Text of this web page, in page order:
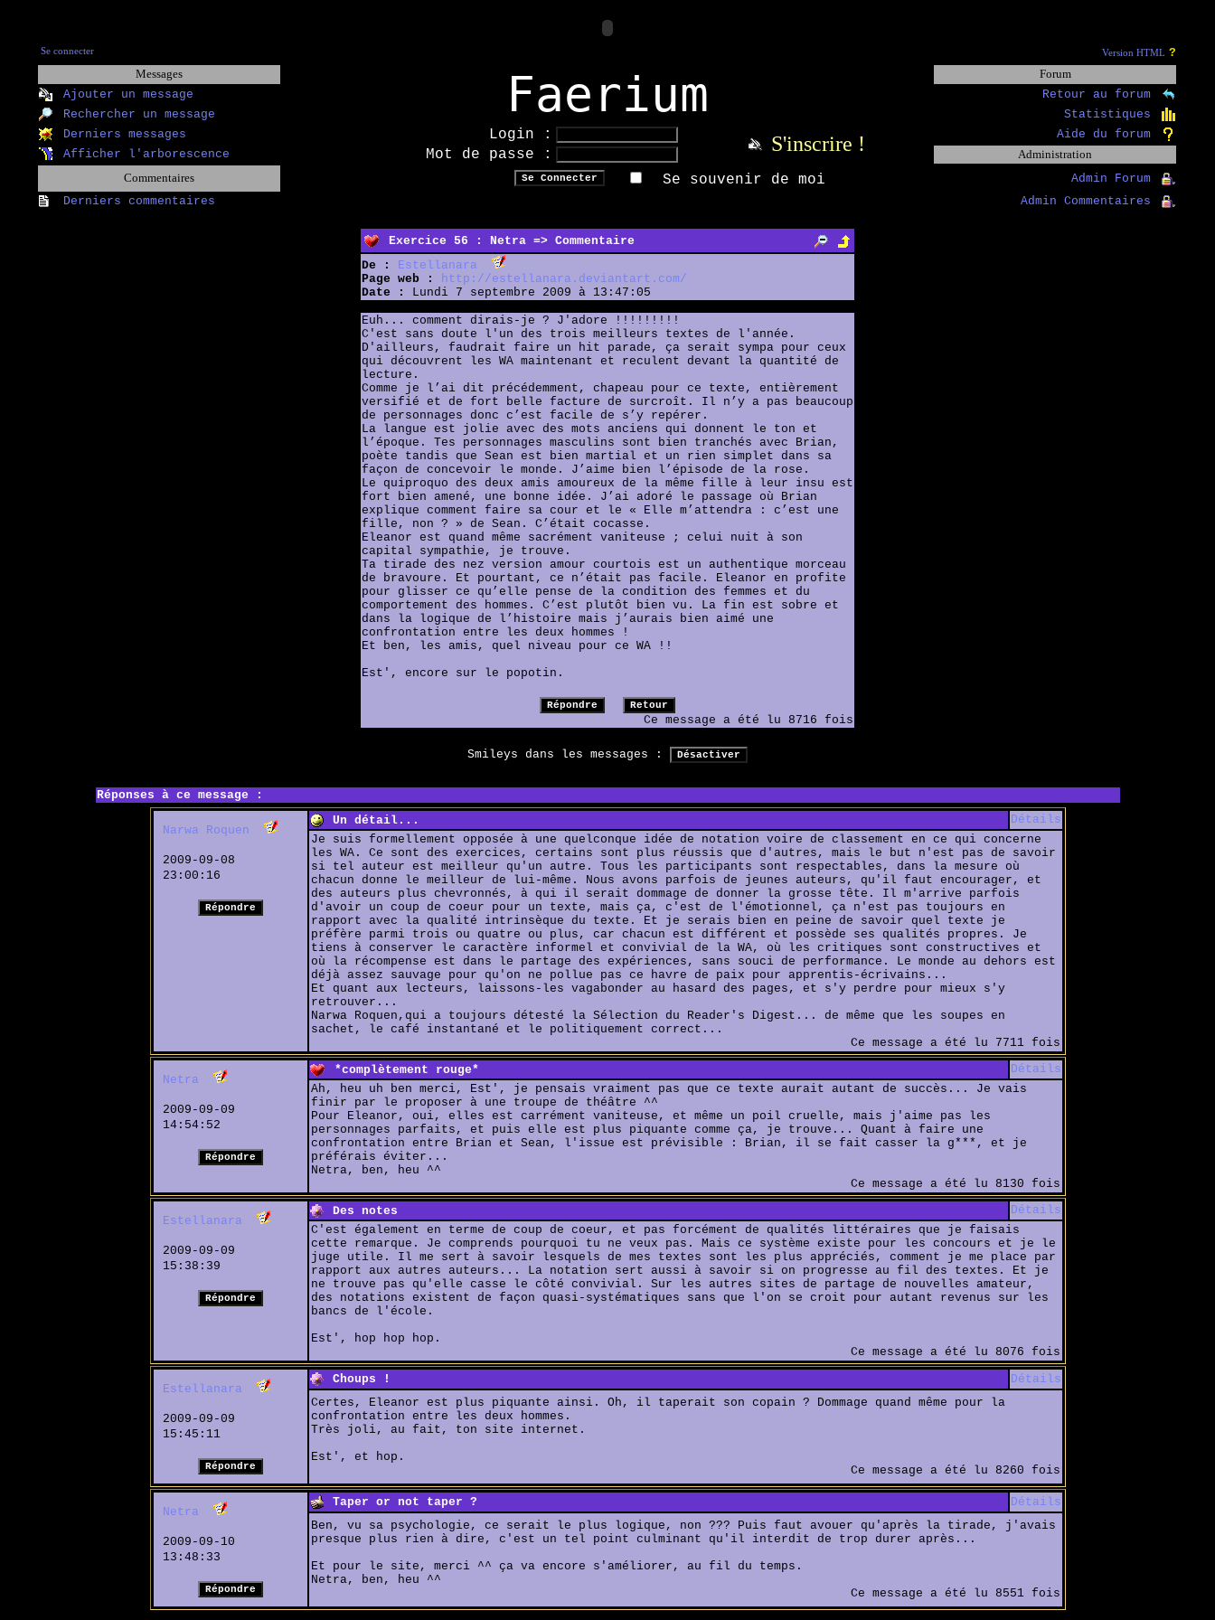
Se connecter Version HTML ?
Messages
Faerium
Forum
Ajouter un message
Retour au forum
Rechercher un message
Statistiques
Derniers messages
Login : S'inscrire !
Aide du forum
Afficher l'arborescence
Mot de passe :
Administration
Commentaires
Se souvenir de moi
Admin Forum
Derniers commentaires
Admin Commentaires
Exercice 56 : Netra => Commentaire
De :
Estellanara
Page web :
http://estellanara.deviantart.com/
Date :
Lundi 7 septembre 2009 à 13:47:05
Euh... comment dirais-je ? J'adore !!!!!!!!!
C'est sans doute l'un des trois meilleurs textes de l'année.
D'ailleurs, faudrait faire un hit parade, ça serait sympa pour ceux
qui découvrent les WA maintenant et reculent devant la quantité de
lecture.
Comme je l’ai dit précédemment, chapeau pour ce texte, entièrement
versifié et de fort belle facture de surcroît. Il n’y a pas beaucoup
de personnages donc c’est facile de s’y repérer.
La langue est jolie avec des mots anciens qui donnent le ton et
l’époque. Tes personnages masculins sont bien tranchés avec Brian,
poète tandis que Sean est bien martial et un rien simplet dans sa
façon de concevoir le monde. J’aime bien l’épisode de la rose.
Le quiproquo des deux amis amoureux de la même fille à leur insu est
fort bien amené, une bonne idée. J’ai adoré le passage où Brian
explique comment faire sa cour et le « Elle m’attendra : c’est une
fille, non ? » de Sean. C’était cocasse.
Eleanor est quand même sacrément vaniteuse ; celui nuit à son
capital sympathie, je trouve.
Ta tirade des nez version amour courtois est un authentique morceau
de bravoure. Et pourtant, ce n’était pas facile. Eleanor en profite
pour glisser ce qu’elle pense de la condition des femmes et du
comportement des hommes. C’est plutôt bien vu. La fin est sobre et
dans la logique de l’histoire mais j’aurais bien aimé une
confrontation entre les deux hommes !
Et ben, les amis, quel niveau pour ce WA !!
Est', encore sur le popotin.
Ce message a été lu 8716 fois
Smileys dans les messages :
Réponses à ce message :
Narwa Roquen
2009-09-08
23:00:16
Un détail...
Détails
Je suis formellement opposée à une quelconque idée de notation voire de classement en ce qui concerne
les WA. Ce sont des exercices, certains sont plus réussis que d'autres, mais le but n'est pas de savoir
si tel auteur est meilleur qu'un autre. Tous les participants sont respectables, dans la mesure où
chacun donne le meilleur de lui-même. Nous avons parfois de jeunes auteurs, qu'il faut encourager, et
des auteurs plus chevronnés, à qui il serait dommage de donner la grosse tête. Il m'arrive parfois
d'avoir un coup de coeur pour un texte, mais ça, c'est de l'émotionnel, ça n'est pas toujours en
rapport avec la qualité intrinsèque du texte. Et je serais bien en peine de savoir quel texte je
préfère parmi trois ou quatre ou plus, car chacun est différent et possède ses qualités propres. Je
tiens à conserver le caractère informel et convivial de la WA, où les critiques sont constructives et
où la récompense est dans le partage des expériences, sans souci de performance. Le monde au dehors est
déjà assez sauvage pour qu'on ne pollue pas ce havre de paix pour apprentis-écrivains...
Et quant aux lecteurs, laissons-les vagabonder au hasard des pages, et s'y perdre pour mieux s'y
retrouver...
Narwa Roquen,qui a toujours détesté la Sélection du Reader's Digest... de même que les soupes en
sachet, le café instantané et le politiquement correct...
Ce message a été lu 7711 fois
Netra
2009-09-09
14:54:52
*complètement rouge*
Détails
Ah, heu uh ben merci, Est', je pensais vraiment pas que ce texte aurait autant de succès... Je vais
finir par le proposer à une troupe de théâtre ^^
Pour Eleanor, oui, elles est carrément vaniteuse, et même un poil cruelle, mais j'aime pas les
personnages parfaits, et puis elle est plus piquante comme ça, je trouve... Quant à faire une
confrontation entre Brian et Sean, l'issue est prévisible : Brian, il se fait casser la g***, et je
préférais éviter...
Netra, ben, heu ^^
Ce message a été lu 8130 fois
Estellanara
2009-09-09
15:38:39
Des notes
Détails
C'est également en terme de coup de coeur, et pas forcément de qualités littéraires que je faisais
cette remarque. Je comprends pourquoi tu ne veux pas. Mais ce système existe pour les concours et je le
juge utile. Il me sert à savoir lesquels de mes textes sont les plus appréciés, comment je me place par
rapport aux autres auteurs... La notation sert aussi à savoir si on progresse au fil des textes. Et je
ne trouve pas qu'elle casse le côté convivial. Sur les autres sites de partage de nouvelles amateur,
des notations existent de façon quasi-systématiques sans que l'on se croit pour autant revenus sur les
bancs de l'école.
Est', hop hop hop.
Ce message a été lu 8076 fois
Estellanara
2009-09-09
15:45:11
Choups !
Détails
Certes, Eleanor est plus piquante ainsi. Oh, il taperait son copain ? Dommage quand même pour la
confrontation entre les deux hommes.
Très joli, au fait, ton site internet.
Est', et hop.
Ce message a été lu 8260 fois
Netra
2009-09-10
13:48:33
Taper or not taper ?
Détails
Ben, vu sa psychologie, ce serait le plus logique, non ??? Puis faut avouer qu'après la tirade, j'avais
presque plus rien à dire, c'est un tel point culminant qu'il interdit de trop durer après...
Et pour le site, merci ^^ ça va encore s'améliorer, au fil du temps.
Netra, ben, heu ^^
Ce message a été lu 8551 fois